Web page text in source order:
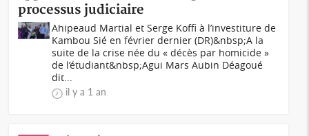
processus judiciaire
Ahipeaud Martial et Serge Koffi à l’investiture de
Kambou Sié en février dernier (DR)&nbsp;A la
suite de la crise née du « décès par homicide »
de l’étudiant&nbsp;Agui Mars Aubin Déagoué
dit...
il y a 1 an